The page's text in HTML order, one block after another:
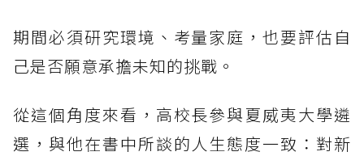
期間必須研究環境、考量家庭，也要評估自
己是否願意承擔未知的挑戰。
從這個角度來看，高校長參與夏威夷大學遴
選，與他在書中所談的人生態度一致：對新